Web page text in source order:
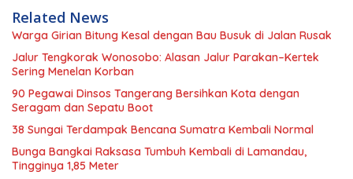
Related News
Warga Girian Bitung Kesal dengan Bau Busuk di Jalan Rusak
Jalur Tengkorak Wonosobo: Alasan Jalur Parakan–Kertek
Sering Menelan Korban
90 Pegawai Dinsos Tangerang Bersihkan Kota dengan
Seragam dan Sepatu Boot
38 Sungai Terdampak Bencana Sumatra Kembali Normal
Bunga Bangkai Raksasa Tumbuh Kembali di Lamandau,
Tingginya 1,85 Meter